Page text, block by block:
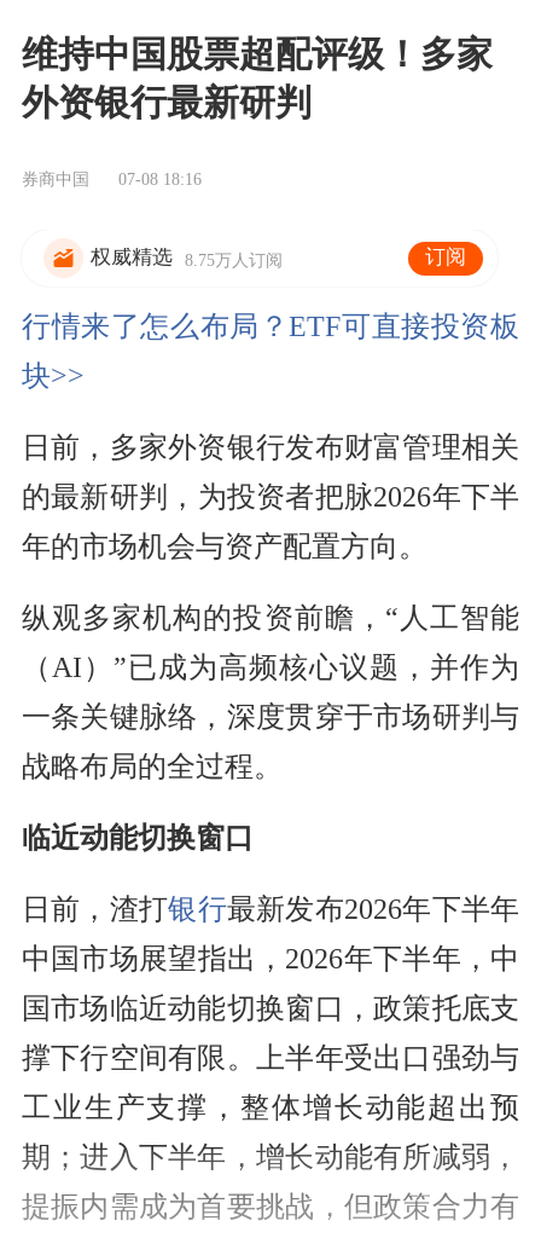
维持中国股票超配评级！多家
外资银行最新研判
券商中国 07-08 18:16
权威精选 8.75万人订阅 订阅
行情来了怎么布局？ETF可直接投资板
块>>
日前，多家外资银行发布财富管理相关
的最新研判，为投资者把脉2026年下半
年的市场机会与资产配置方向。
纵观多家机构的投资前瞻，“人工智能
（AI）”已成为高频核心议题，并作为
一条关键脉络，深度贯穿于市场研判与
战略布局的全过程。
临近动能切换窗口
日前，渣打银行最新发布2026年下半年
中国市场展望指出，2026年下半年，中
国市场临近动能切换窗口，政策托底支
撑下行空间有限。上半年受出口强劲与
工业生产支撑，整体增长动能超出预
期；进入下半年，增长动能有所减弱，
提振内需成为首要挑战，但政策合力有